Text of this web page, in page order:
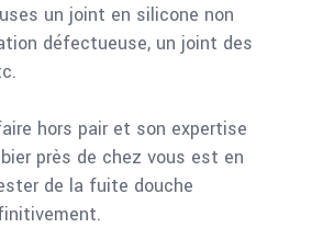
un joint en silicone non
défectueuse, un joint des
hors pair et son expertise
près de chez vous est en
de la fuite douche